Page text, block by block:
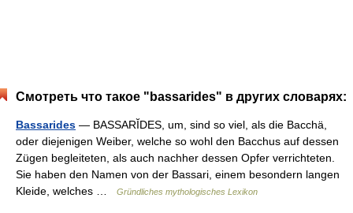
Смотреть что такое "bassarides" в других словарях:
Bassarides — BASSARĬDES, um, sind so viel, als die Bacchä,
oder diejenigen Weiber, welche so wohl den Bacchus auf dessen
Zügen begleiteten, als auch nachher dessen Opfer verrichteten.
Sie haben den Namen von der Bassari, einem besondern langen
Kleide, welches …
Gründliches mythologisches Lexikon